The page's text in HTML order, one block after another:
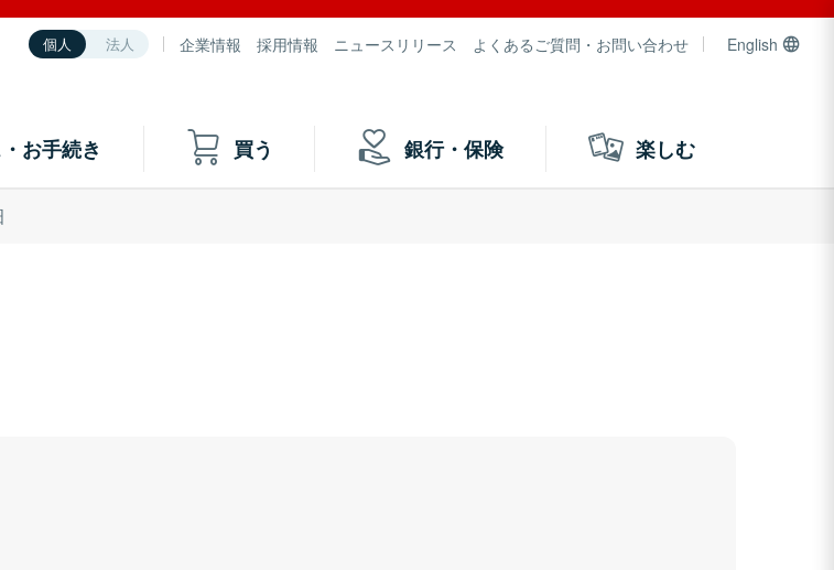
個人 法人 企業情報 採用情報 ニュースリリース よくあるご質問・お問い合わせ English
お手続き 買う 銀行・保険 楽しむ